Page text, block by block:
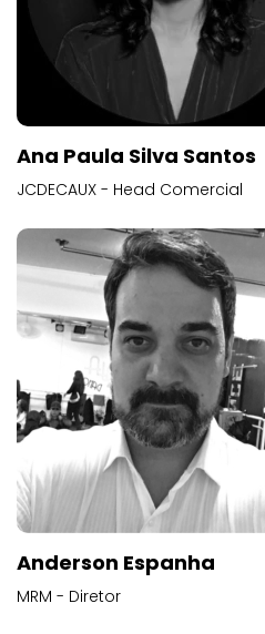
Ana Paula Silva Santos
JCDECAUX - Head Comercial
Anderson Espanha
MRM - Diretor